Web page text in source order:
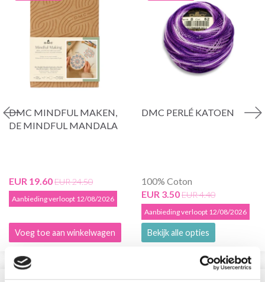
DMC MINDFUL MAKEN,
DE MINDFUL MANDALA
EUR 19.60EUR 24.50
Aanbieding verloopt 12/08/2026
Voeg toe aan winkelwagen
DMC PERLÉ KATOEN
100% Coton
EUR 3.50EUR 4.40
Aanbieding verloopt 12/08/2026
Bekijk alle opties